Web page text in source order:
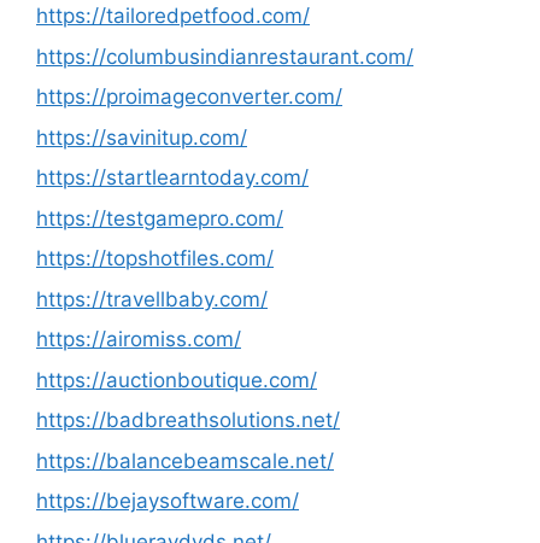
https://tailoredpetfood.com/
https://columbusindianrestaurant.com/
https://proimageconverter.com/
https://savinitup.com/
https://startlearntoday.com/
https://testgamepro.com/
https://topshotfiles.com/
https://travellbaby.com/
https://airomiss.com/
https://auctionboutique.com/
https://badbreathsolutions.net/
https://balancebeamscale.net/
https://bejaysoftware.com/